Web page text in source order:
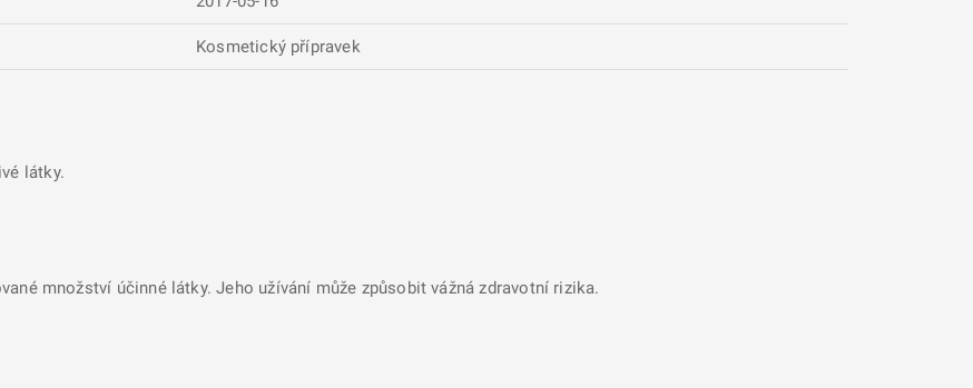
Kosmetický přípravek
látky.
množství účinné látky. Jeho užívání může způsobit vážná zdravotní rizika.